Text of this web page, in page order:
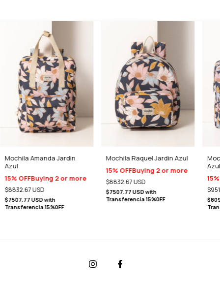
Mochila Amanda Jardin
Azul
15% OFFBuying 2 or more
$8832.67 USD
$7507.77 USDwith
Transferencia 15%0FF
Mochila Raquel Jardin Azul
15% OFFBuying 2 or more
$8832.67 USD
$7507.77 USDwith
Transferencia 15%0FF
Azul